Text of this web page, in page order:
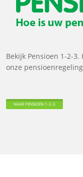
Bekijk Pensioen 1-2-
onze
NAAR PENSIOEN 1-2-3